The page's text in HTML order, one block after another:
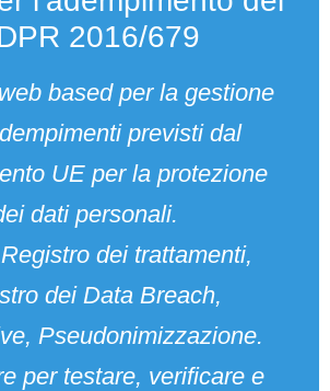
2016/679
based per la gestione
previsti dal
UE per la protezione
dati personali.
dei trattamenti,
dei Data Breach,
Pseudonimizzazione.
per testare, verificare e